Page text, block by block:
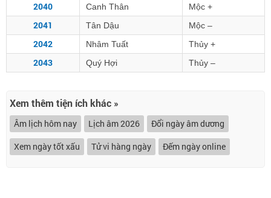
2040 Canh Thân Mộc +
2041 Tân Dậu Mộc –
2042 Nhâm Tuất Thủy +
2043 Quý Hợi Thủy –
Xem thêm tiện ích khác »
Âm lịch hôm nay Lịch âm 2026
Đổi ngày âm dương
Xem ngày tốt xấu
Tử vi hàng ngày Đếm ngày online